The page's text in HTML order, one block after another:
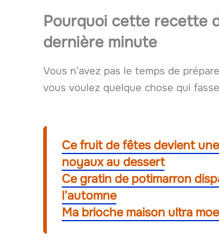
Pourquoi cette recette
dernière minute
Vous n’avez pas le temps de
vous voulez quelque chose qui
Ce fruit de fêtes devient
noyaux au dessert
Ce gratin de potimarron
l’automne
Ma brioche maison ultra